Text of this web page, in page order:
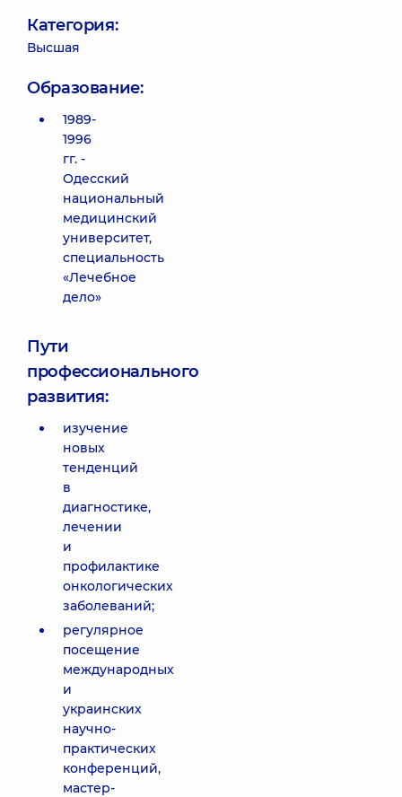
Категория:
Высшая
Образование:
1989-
1996
гг. -
Одесский
национальный
медицинский
университет,
специальность
«Лечебное
дело»
Пути
профессионального
развития:
изучение
новых
тенденций
в
диагностике,
лечении
и
профилактике
онкологических
заболеваний;
регулярное
посещение
международных
и
украинских
научно-
практических
конференций,
мастер-